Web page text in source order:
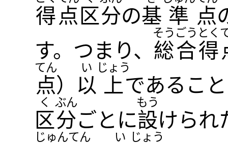
得 点 区分の基 準 点
す。つまり、 総
そう
合
ごう
得
とく
点
てん
） 以
い
上
じょう
であるこ
区
く
分
ぶん
ごとに設
もう
けられ
じゅんてん い じょう